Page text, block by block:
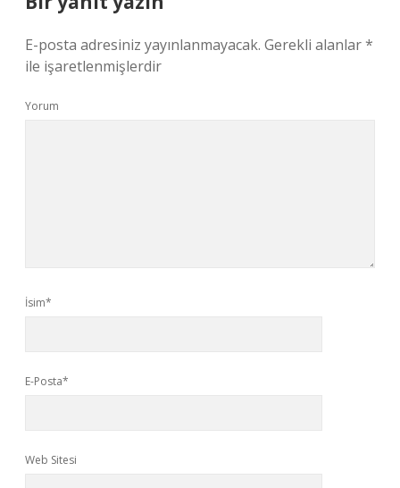
E-posta adresiniz yayınlanmayacak. Gerekli alanlar*
ile işaretlenmişlerdir
Yorum
İsim*
E-Posta*
Web Sitesi